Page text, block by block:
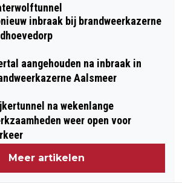
inbraak bij brandweerkazerne
aangehouden na inbraak in
Aalsmeer
na wekenlange
weer open voor
Meer artikelen